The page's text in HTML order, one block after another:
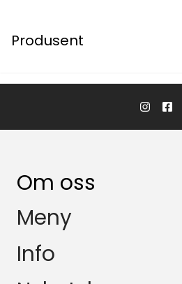
Produsent
Om oss
VALLE SPORT AS
Nordibøvegen 138
4747 VALLE
Meny
Personvern
Info
Personvern